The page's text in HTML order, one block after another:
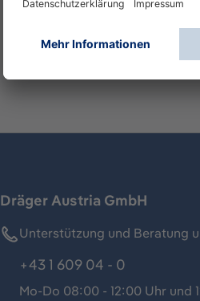
Dräger Austria GmbH
Unterstützung und Beratung
+43 1 609 04 - 0
Mo-Do 08:00 - 12:00 Uhr und